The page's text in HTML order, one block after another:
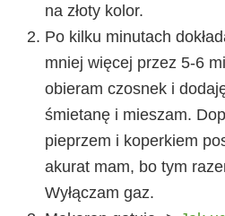
na złoty kolor.
Po kilku minutach
mniej więcej przez 5-6
obieram czosnek i
śmietanę i mieszam.
pieprzem i koperkiem
akurat mam, bo tym
Wyłączam gaz.